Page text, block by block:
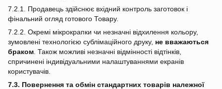
7.2.1. Продавець здійснює вхідний контроль заготовок і
фінальний огляд готового Товару.
7.2.2. Окремі мікрокрапки чи незначні відхилення кольору,
зумовлені технологією сублімаційного друку, не вважаються
браком . Також можливі незначні відмінності відтінків,
спричинені індивідуальними налаштуваннями екранів
користувачів.
7.3. Повернення та обмін стандартних товарів належної